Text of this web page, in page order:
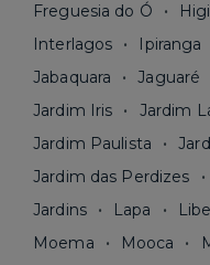
Freguesia do Ó
Interlagos
Ipiranga
Jabaquara
Jaguaré
Jardim Iris
Jardim
Jardim Paulista
Jardim das Perdizes
Jardins
Lapa
Moema
Mooca